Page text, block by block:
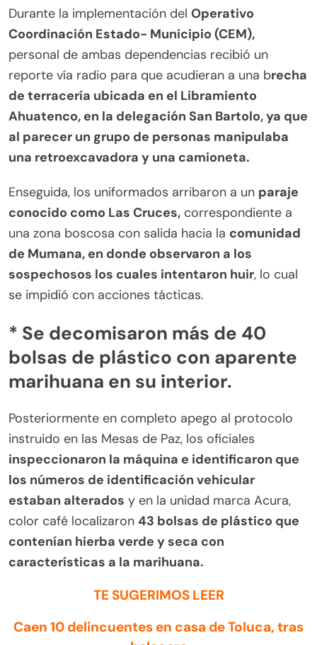
Durante la implementación del Operativo
Coordinación Estado- Municipio (CEM),
personal de ambas dependencias recibió un
reporte vía radio para que acudieran a una brecha
de terracería ubicada en el Libramiento
Ahuatenco, en la delegación San Bartolo, ya que
al parecer un grupo de personas manipulaba
una retroexcavadora y una camioneta.
Enseguida, los uniformados arribaron a un paraje
conocido como Las Cruces, correspondiente a
una zona boscosa con salida hacia la comunidad
de Mumana, en donde observaron a los
sospechosos los cuales intentaron huir, lo cual
se impidió con acciones tácticas.
* Se decomisaron más de 40
bolsas de plástico con aparente
marihuana en su interior.
Posteriormente en completo apego al protocolo
instruido en las Mesas de Paz, los oficiales
inspeccionaron la máquina e identificaron que
los números de identificación vehicular
estaban alterados y en la unidad marca Acura,
color café localizaron 43 bolsas de plástico que
contenían hierba verde y seca con
características a la marihuana.
TE SUGERIMOS LEER
Caen 10 delincuentes en casa de Toluca, tras